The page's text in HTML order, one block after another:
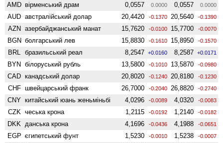
AMD вiрменський драм 0,0557 0.0000 0,0557 0.0000
AUD австралійський долар 20,4420 -0.1370 20,5640 -0.1390
AZN азербайджанський манат 15,7620 -0.0100 15,7700 -0.0070
BGN болгарський лев 15,8830 -0.1610 15,8950 -0.1570
BRL бразильський реал 8,2547 +0.0160 8,2587 +0.0171
BYN білоруський рубль 13,5800 -0.1010 13,5870 -0.0980
CAD канадський долар 20,8020 -0.1240 20,8180 -0.1230
CHF швейцарський франк 26,7000 -0.2040 26,8820 -0.2740
CNY китайський юань женьмiньбi 4,0296 -0.0089 4,0320 -0.0083
CZK чеська крона 1,2115 -0.0192 1,2140 -0.0182
DKK данська крона 4,1696 -0.0436 4,1988 -0.0651
EGP єгипетський фунт 1,5230 -0.0010 1,5238 -0.0007